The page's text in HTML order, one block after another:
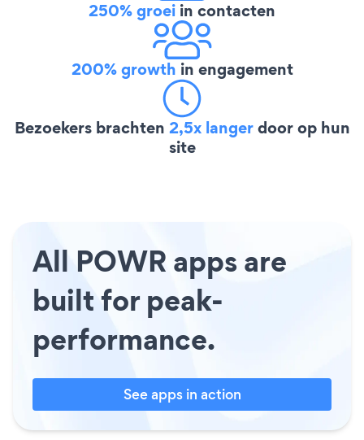
250% groei in contacten
200% growth in engagement
Bezoekers brachten 2,5x langerdoor op hun
site
All POWR apps are
built for peak-
performance.
See apps in action